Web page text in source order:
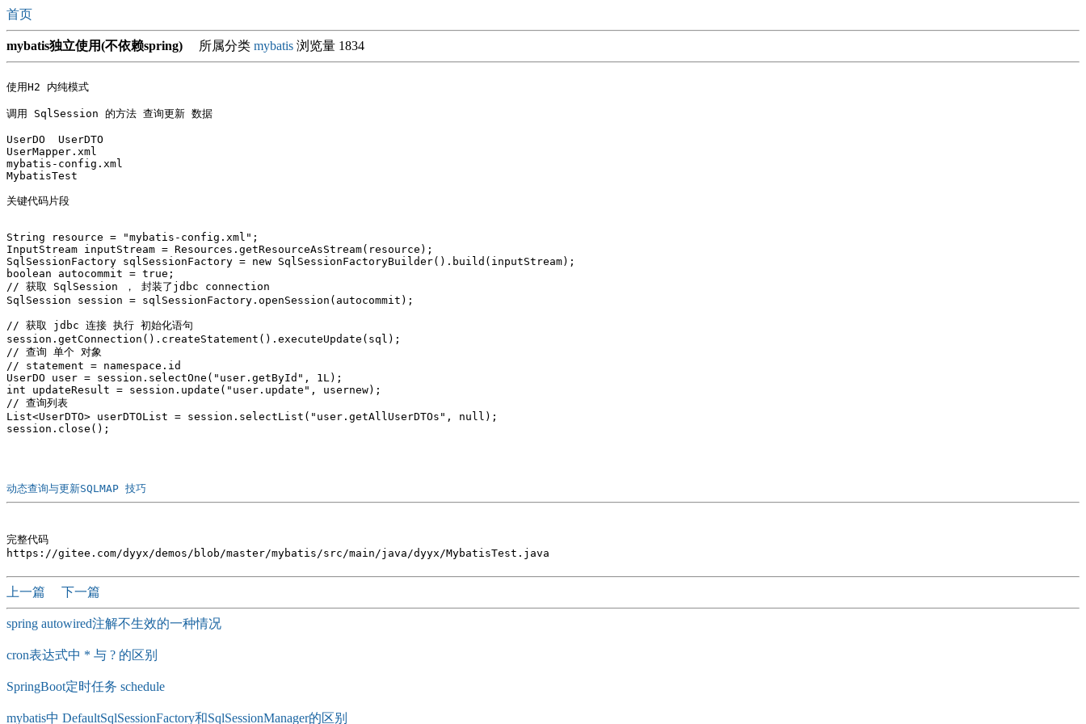
首页
mybatis独立使用(不依赖spring) 所属分类 mybatis 浏览量 1834
使用H2 内纯模式
调用 SqlSession 的方法 查询更新 数据
UserDO  UserDTO
UserMapper.xml
mybatis-config.xml
MybatisTest
String resource = "mybatis-config.xml";
InputStream inputStream = Resources.getResourceAsStream(resource);
SqlSessionFactory sqlSessionFactory = new SqlSessionFactoryBuilder().build(inputStream);
boolean autocommit = true;
// 获取 SqlSession ， 封装了jdbc connection
SqlSession session = sqlSessionFactory.openSession(autocommit);
// 获取 jdbc 连接 执行 初始化语句
session.getConnection().createStatement().executeUpdate(sql);
// 查询 单个 对象
// statement = namespace.id
UserDO user = session.selectOne("user.getById", 1L);
int updateResult = session.update("user.update", usernew);
// 查询列表
List<UserDTO> userDTOList = session.selectList("user.getAllUserDTOs", null);
动态查询与更新SQLMAP 技巧
完整代码
上一篇 下一篇
spring autowired注解不生效的一种情况
cron表达式中 * 与 ? 的区别
SpringBoot定时任务 schedule
mybatis中 DefaultSqlSessionFactory和SqlSessionManager的区别